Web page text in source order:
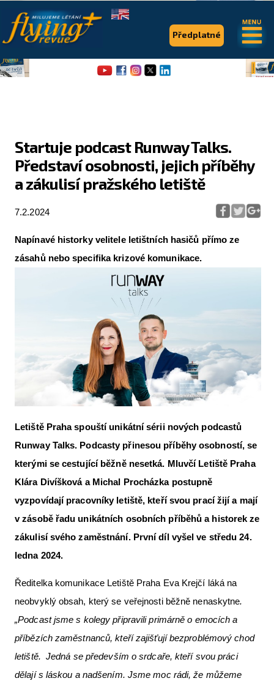
Startuje podcast Runway Talks.
Představí osobnosti, jejich příběhy
a zákulisí pražského letiště
7.2.2024
Napínavé historky velitele letištních hasičů přímo ze
zásahů nebo specifika krizové komunikace.
Letiště Praha spouští unikátní sérii nových podcastů
Runway Talks. Podcasty přinesou příběhy osobností, se
kterými se cestující běžně nesetká. Mluvčí Letiště Praha
Klára Divíšková a Michal Procházka postupně
vyzpovídají pracovníky letiště, kteří svou prací žijí a mají
v zásobě řadu unikátních osobních příběhů a historek ze
zákulisí svého zaměstnání. První díl vyšel ve středu 24.
ledna 2024.
Ředitelka komunikace Letiště Praha Eva Krejčí láká na
neobvyklý obsah, který se veřejnosti běžně nenaskytne.
„Podcast jsme s kolegy připravili primárně o emocích a
příbězích zaměstnanců, kteří zajišťují bezproblémový chod
letiště. Jedná se především o srdcaře, kteří svou práci
dělají s láskou a nadšením. Jsme moc rádi, že můžeme
Předplatné
.
Flying Revue
Články
Pro piloty
Série & speciály
Letecká videa
Aktuální FR + archiv
Letecká muzea
VFR Communication app
The SAFE Guide app
Nabídky práce v letectví
E-SHOP